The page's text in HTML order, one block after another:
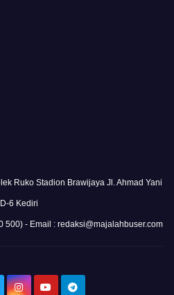
Ruko Stadion Brawijaya Jl. Ahmad Yani
D-6 Kediri
500) - Email : redaksi@majalahbuser.com